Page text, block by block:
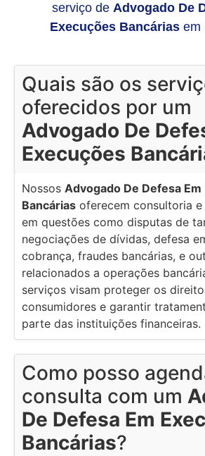
serviço de Advogado De
Execuções Bancáriasem
Quais são os
oferecidos por um
Advogado De
Execuções
Nossos Advogado De Defesa
Bancárias oferecem consultoria
em questões como disputas de
negociações de dívidas, defesa
cobrança, fraudes bancárias, e
relacionados a operações
serviços visam proteger os
consumidores e garantir
parte das instituições financeiras.
Como posso
consulta com um
De Defesa Em
Bancárias?